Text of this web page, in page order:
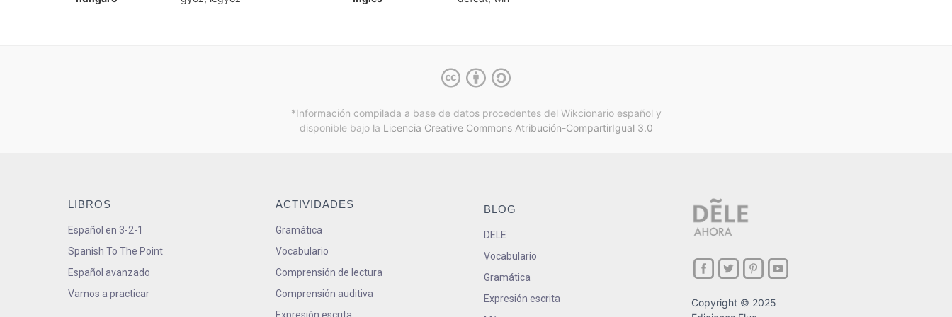
*Información compilada a base de datos procedentes del Wikcionario español y
disponible bajo la Licencia Creative Commons Atribución-CompartirIgual 3.0
LIBROS
Español en 3-2-1
Spanish To The Point
Español avanzado
Vamos a practicar
ACTIVIDADES
Gramática
Vocabulario
Comprensión de lectura
Comprensión auditiva
BLOG
DELE
Vocabulario
Gramática
Expresión escrita
Copyright © 2025